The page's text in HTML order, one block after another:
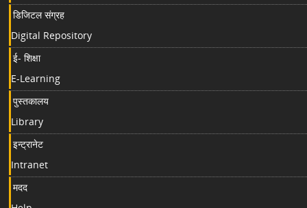
डिजिटल संग्रह
Digital Repository
ई- शिक्षा
E-Learning
पुस्तकालय
Library
इन्ट्रानेट
Intranet
मदद